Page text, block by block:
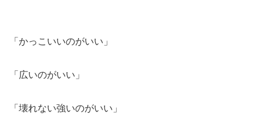
「かっこいいのがいい」
「広いのがいい」
「壊れない強いのがいい」